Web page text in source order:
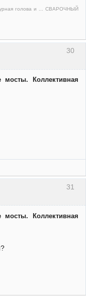
голова и ... СВАРОЧНЫЙ
30
Коллективная
31
Коллективная